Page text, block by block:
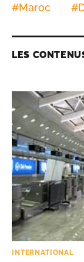
#Maroc #
LES
INTERNATIONAL